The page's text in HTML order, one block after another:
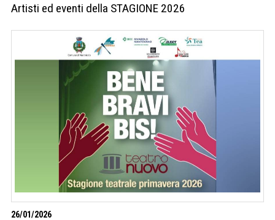
Artisti ed eventi della STAGIONE 2026
26/01/2026